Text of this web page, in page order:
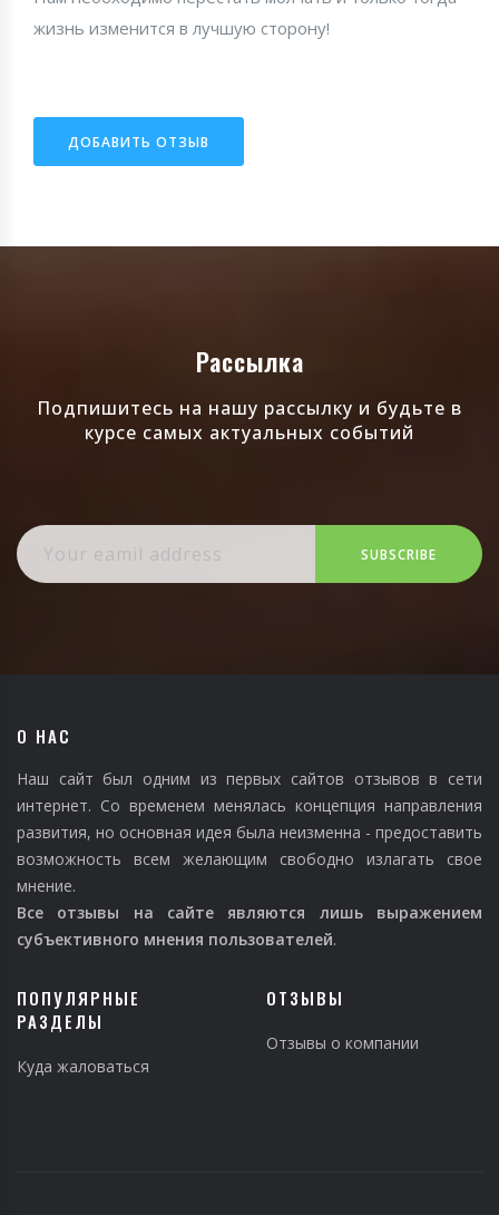
жизнь изменится в лучшую сторону!
ДОБАВИТЬ ОТЗЫВ
Рассылка
Подпишитесь на нашу рассылку и будьте в
курсе самых актуальных событий
SUBSCRIBE
О НАС
Наш сайт был одним из первых сайтов отзывов в сети
интернет. Со временем менялась концепция направления
развития, но основная идея была неизменна - предоставить
возможность всем желающим свободно излагать свое
мнение.
Все отзывы на сайте являются лишь выражением
субъективного мнения пользователей.
ПОПУЛЯРНЫЕ
РАЗДЕЛЫ
Куда жаловаться
ОТЗЫВЫ
Отзывы о компании